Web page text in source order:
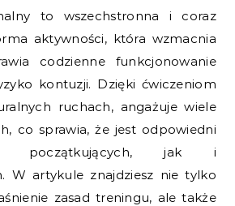
aktywności, która wzmacnia
codzienne funkcjonowanie
kontuzji. Dzięki ćwiczeniom
ruchach, angażuje wiele
co sprawia, że jest odpowiedni
początkujących, jak i
W artykule znajdziesz nie tylko
zasad treningu, ale także